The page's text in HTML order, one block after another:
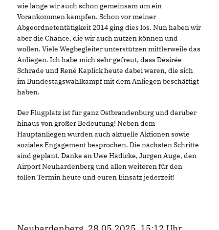
wie lange wir auch schon gemeinsam um ein
Vorankommen kämpfen. Schon vor meiner
Abgeordnetentätigkeit 2014 ging dies los. Nun haben wir
aber die Chance, die wir auch nutzen können und
wollen. Viele Wegbegleiter unterstützen mittlerweile das
Anliegen. Ich habe mich sehr gefreut, dass Désirée
Schrade und René Kaplick heute dabei waren, die sich
im Bundestagswahlkampf mit dem Anliegen beschäftigt
haben.
Der Flugplatz ist für ganz Ostbrandenburg und darüber
hinaus von großer Bedeutung! Neben dem
Hauptanliegen wurden auch aktuelle Aktionen sowie
soziales Engagement besprochen. Die nächsten Schritte
sind geplant. Danke an Uwe Hädicke, Jürgen Auge, den
Airport Neuhardenberg und allen weiteren für den
tollen Termin heute und euren Einsatz jederzeit!